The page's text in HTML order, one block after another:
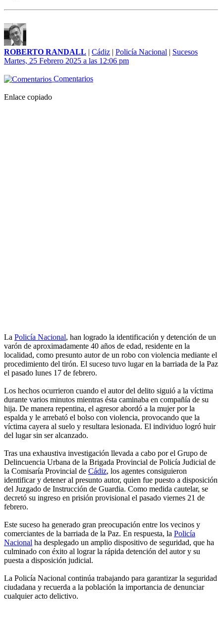
ROBERTO RANDALL | Cádiz | Policía Nacional | Sucesos
Martes, 25 Febrero 2025 a las 12:06 pm
Comentarios
Enlace copiado
La Policía Nacional, han logrado la identificación y detención de un
varón de aproximadamente 40 años de edad, residente en la
localidad, como presunto autor de un robo con violencia mediante el
procedimiento del tirón. El suceso tuvo lugar en la barriada de la Paz
el pasado lunes 17 de febrero.
Los hechos ocurrieron cuando el autor del delito siguió a la víctima
durante varios minutos mientras ésta caminaba en compañía de su
hija. De manera repentina, el agresor abordó a la mujer por la
espalda y le arrebató el bolso con violencia, provocando que la
víctima cayera al suelo y resultara lesionada. El individuo logró huir
del lugar sin ser alcanzado.
Tras una exhaustiva investigación llevada a cabo por el Grupo de
Delincuencia Urbana de la Brigada Provincial de Policía Judicial de
la Comisaría Provincial de Cádiz, los agentes consiguieron
identificar y detener al presunto autor, quien fue puesto a disposición
del Juzgado de Instrucción de Guardia. Como medida cautelar, se
decretó su ingreso en prisión provisional el pasado viernes 21 de
febrero.
Este suceso ha generado gran preocupación entre los vecinos y
comerciantes de la barriada de la Paz. En respuesta, la Policía
Nacional ha desplegado un amplio dispositivo de seguridad, que ha
culminado con éxito al lograr la rápida detención del autor y su
puesta a disposición judicial.
La Policía Nacional continúa trabajando para garantizar la seguridad
ciudadana y recuerda a la población la importancia de denunciar
cualquier acto delictivo.